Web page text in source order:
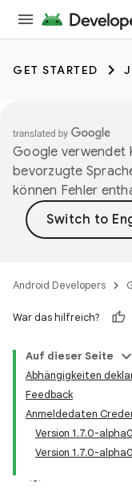
GET STARTED
Google verwendet
bevorzugte
können Fehler
Android Developers
War das hilfreich?
Auf dieser Seite
Abhängigkeiten
Feedback
Anmeldedaten
Version 1.7.0-
Version 1.7.0-